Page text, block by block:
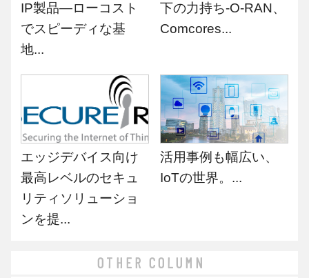
IP製品―ローコスト
でスピーディな基
地...
下の力持ち-O-RAN、
Comcores...
エッジデバイス向け
最高レベルのセキュ
リティソリューショ
ンを提...
活用事例も幅広い、
IoTの世界。...
OTHER COLUMN